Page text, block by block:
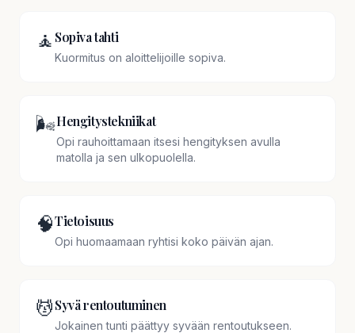
🧘 Sopiva tahti
Kuormitus on aloittelijoille sopiva.
🌬️Hengitystekniikat
Opi rauhoittamaan itsesi hengityksen avulla
matolla ja sen ulkopuolella.
🧠Tietoisuus
Opi huomaamaan ryhtisi koko päivän ajan.
💆Syvä rentoutuminen
Jokainen tunti päättyy syvään rentoutukseen.